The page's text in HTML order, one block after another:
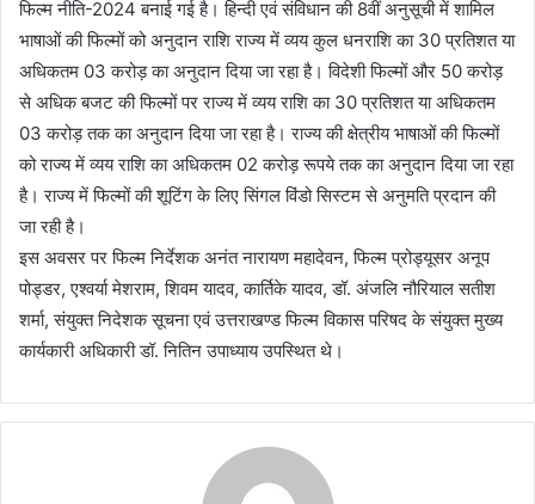
फिल्म नीति-2024 बनाई गई है। हिन्दी एवं संविधान की 8वीं अनुसूची में शामिल
भाषाओं की फिल्मों को अनुदान राशि राज्य में व्यय कुल धनराशि का 30 प्रतिशत या
अधिकतम 03 करोड़ का अनुदान दिया जा रहा है। विदेशी फिल्मों और 50 करोड़
से अधिक बजट की फिल्मों पर राज्य में व्यय राशि का 30 प्रतिशत या अधिकतम
03 करोड़ तक का अनुदान दिया जा रहा है। राज्य की क्षेत्रीय भाषाओं की फिल्मों
को राज्य में व्यय राशि का अधिकतम 02 करोड़ रूपये तक का अनुदान दिया जा रहा
है। राज्य में फिल्मों की शूटिंग के लिए सिंगल विंडो सिस्टम से अनुमति प्रदान की
जा रही है।
इस अवसर पर फिल्म निर्देशक अनंत नारायण महादेवन, फिल्म प्रोड्यूसर अनूप
पोड्डर, एश्वर्या मेशराम, शिवम यादव, कार्तिके यादव, डॉ. अंजलि नौरियाल सतीश
शर्मा, संयुक्त निदेशक सूचना एवं उत्तराखण्ड फिल्म विकास परिषद के संयुक्त मुख्य
कार्यकारी अधिकारी डॉ. नितिन उपाध्याय उपस्थित थे।